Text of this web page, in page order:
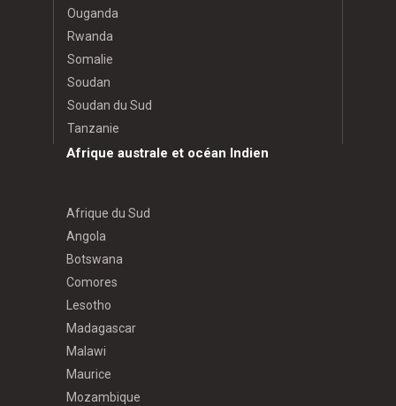
Ouganda
Rwanda
Somalie
Soudan
Soudan du Sud
Tanzanie
Afrique australe et océan Indien
Afrique du Sud
Angola
Botswana
Comores
Lesotho
Madagascar
Malawi
Maurice
Mozambique